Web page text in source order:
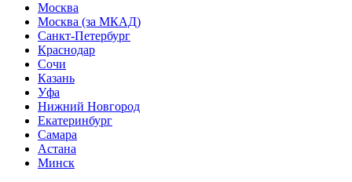
Москва
Москва (за МКАД)
Санкт-Петербург
Краснодар
Сочи
Казань
Уфа
Нижний Новгород
Екатеринбург
Самара
Астана
Минск